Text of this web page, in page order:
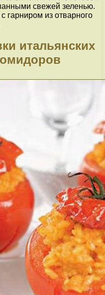
свежей зеленью.
гарниром из отварного
итальянских